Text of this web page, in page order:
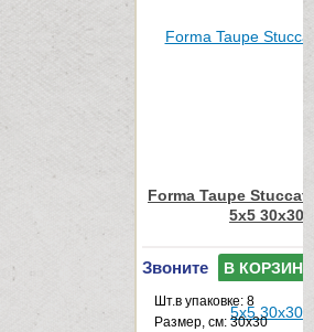
Forma Taupe
5x5 30x30
Звоните В КОРЗИНУ
Шт.в упаковке: 8
Размер, см: 30x30